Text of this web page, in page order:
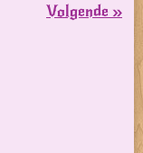
Volgende »